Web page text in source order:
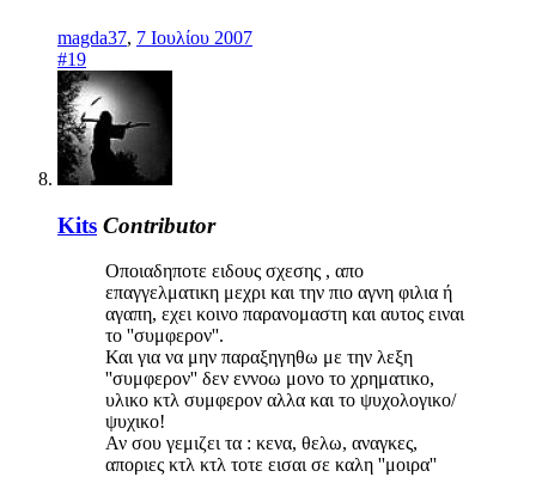
magda37, 7 Ιουλίου 2007
#19
Kits Contributor
Οποιαδηποτε ειδους σχεσης , απο
επαγγελματικη μεχρι και την πιο αγνη φιλια ή
αγαπη, εχει κοινο παρανομαστη και αυτος ειναι
το ''συμφερον''.
Και για να μην παραξηγηθω με την λεξη
''συμφερον'' δεν εννοω μονο το χρηματικο,
υλικο κτλ συμφερον αλλα και το ψυχολογικο/
ψυχικο!
Αν σου γεμιζει τα : κενα, θελω, αναγκες,
αποριες κτλ κτλ τοτε εισαι σε καλη ''μοιρα''